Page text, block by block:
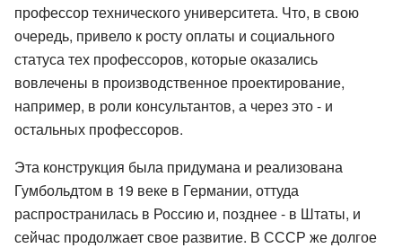
профессор технического университета. Что, в свою
очередь, привело к росту оплаты и социального
статуса тех профессоров, которые оказались
вовлечены в производственное проектирование,
например, в роли консультантов, а через это - и
остальных профессоров.
Эта конструкция была придумана и реализована
Гумбольдтом в 19 веке в Германии, оттуда
распространилась в Россию и, позднее - в Штаты, и
сейчас продолжает свое развитие. В СССР же долгое